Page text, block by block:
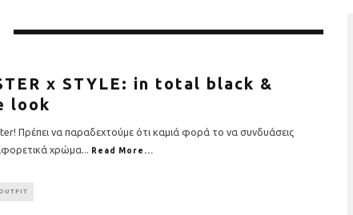
x STYLE: in total black &
look
Πρέπει να παραδεχτούμε ότι καμιά φορά το να συνδυάσεις
χρώμα... Read More...